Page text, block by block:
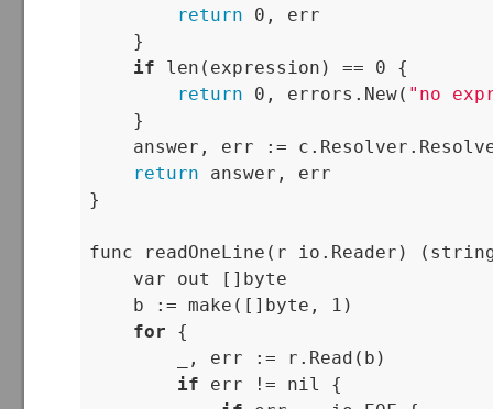
return 0, err
    }
if len(expression) == 0 {
return 0, errors.New( "no
    }
answer, err :=
return answer, err
}
func readOneLine(r io.Reader)
    var out []byte
    b := make([]byte, 1)
for {
        _, err := r.Read(b)
if err != nil {